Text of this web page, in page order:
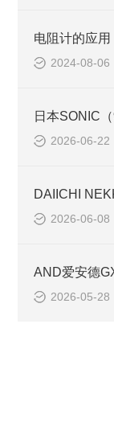
电阻计的应用
2024-08-06
2026-06-22
2026-06-08
2026-05-28